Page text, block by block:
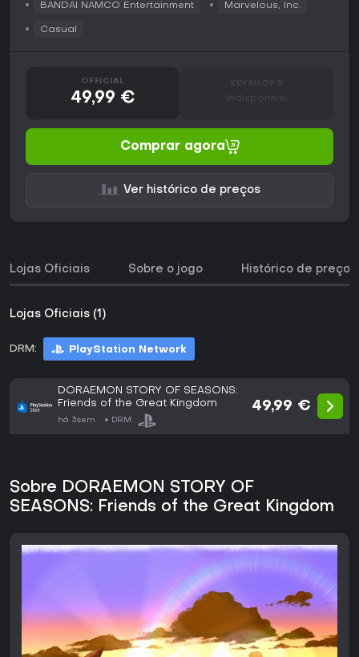
BANDAI NAMCO Entertainment Marvelous, Inc.
Casual
OFFICIAL
49,99 € Indisponível
Comprar agora
Ver histórico de preços
Lojas Oficiais Sobre o jogo Histórico de preços
Lojas Oficiais (1)
DRM: PlayStation Network
DORAEMON STORY OF SEASONS:
Friends of the Great Kingdom
há 3sem DRM:
49,99 €
Sobre DORAEMON STORY OF
SEASONS: Friends of the Great Kingdom